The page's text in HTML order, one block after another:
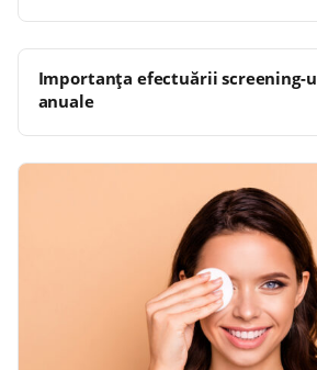
Importanța efectuării screening-
anuale